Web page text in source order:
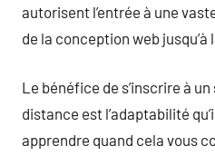
autorisent l’entrée à une
de la conception web jusqu’à
Le bénéfice de s’inscrire à
distance est l’adaptabilité
apprendre quand cela vous